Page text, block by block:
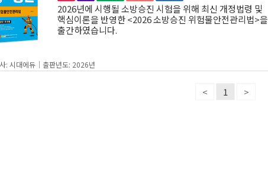
2026년에 시행될 소방승진 시험을 위해 최신 개정법령 및
핵심이론을 반영한 <2026 소방승진 위험물안전관리법>을
출간하였습니다.
: 시대에듀｜출판년도: 2026년
< 1 >